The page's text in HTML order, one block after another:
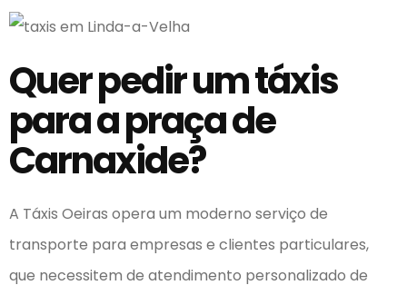
Quer pedir um táxis
para a praça de
Carnaxide?
A Táxis Oeiras opera um moderno serviço de
transporte para empresas e clientes particulares,
que necessitem de atendimento personalizado de